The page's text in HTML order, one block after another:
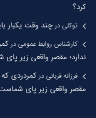
کرد؟
توکلیدرچند وقت یکبار
کارشناس روابط عمومیدر
ندارد؛ مقصر واقعی زیر
فرزانه قربانیدر کمردردی
مقصر واقعی زیر پای